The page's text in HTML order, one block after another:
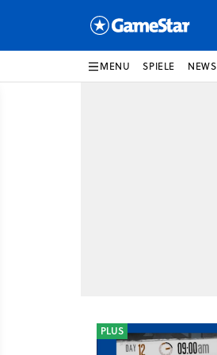
MENU SPIELE NEWS
PLUS